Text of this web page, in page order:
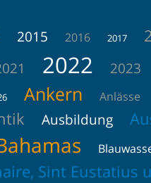
2015 2016 2017
2022 2023
Ankern Anlässe
Ausbildung
Sint Eustatius